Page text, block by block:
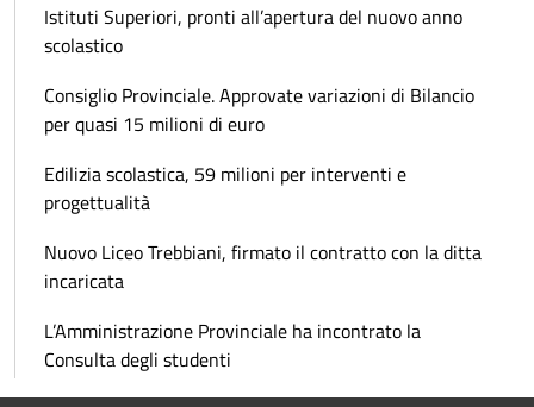
Istituti Superiori, pronti all’apertura del nuovo anno
scolastico
Consiglio Provinciale. Approvate variazioni di Bilancio
per quasi 15 milioni di euro
Edilizia scolastica, 59 milioni per interventi e
progettualità
Nuovo Liceo Trebbiani, firmato il contratto con la ditta
incaricata
L’Amministrazione Provinciale ha incontrato la
Consulta degli studenti